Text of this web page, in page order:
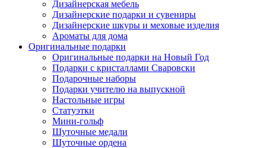
Дизайнерская мебель
Дизайнерские подарки и сувениры
Дизайнерские шкуры и меховые изделия
Ароматы для дома
Оригинальные подарки
Оригинальные подарки на Новый Год
Подарки с кристаллами Сваровски
Подарочные наборы
Подарки учителю на выпускной
Настольные игры
Статуэтки
Мини-гольф
Шуточные медали
Шуточные ордена